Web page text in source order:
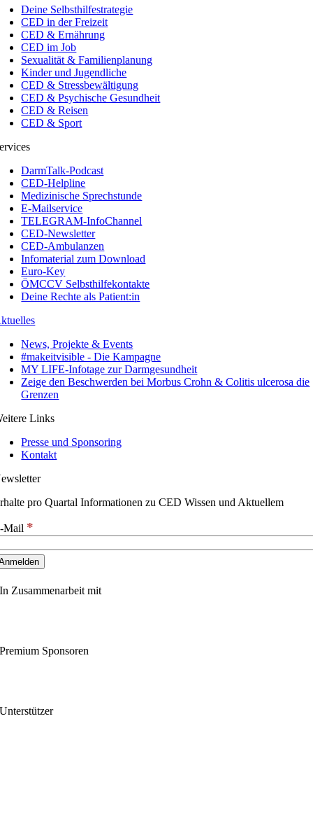
Deine Selbsthilfestrategie
CED in der Freizeit
CED & Ernährung
CED im Job
Sexualität & Familienplanung
Kinder und Jugendliche
CED & Stressbewältigung
CED & Psychische Gesundheit
CED & Reisen
CED & Sport
DarmTalk-Podcast
CED-Helpline
Medizinische Sprechstunde
E-Mailservice
TELEGRAM-InfoChannel
CED-Newsletter
CED-Ambulanzen
Infomaterial zum Download
Euro-Key
ÖMCCV Selbsthilfekontakte
Deine Rechte als Patient:in
News, Projekte & Events
#makeitvisible - Die Kampagne
MY LIFE-Infotage zur Darmgesundheit
Zeige den Beschwerden bei Morbus Crohn & Colitis ulcerosa die
Grenzen
Links
Presse und Sponsoring
Kontakt
pro Quartal Informationen zu CED Wissen und Aktuellem
Mail *
In Zusammenarbeit mit
Premium Sponsoren
Unterstützer